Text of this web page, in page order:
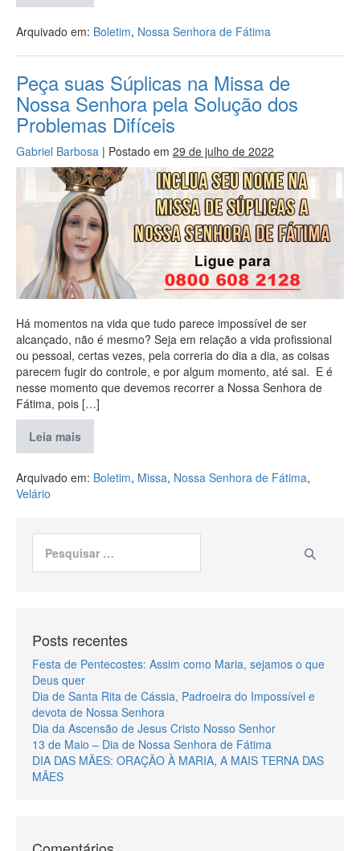
Arquivado em: Boletim, Nossa Senhora de Fátima
Peça suas Súplicas na Missa de
Nossa Senhora pela Solução dos
Problemas Difíceis
Gabriel Barbosa | Postado em 29 de julho de 2022
Há momentos na vida que tudo parece impossível de ser
alcançado, não é mesmo? Seja em relação a vida profissional
ou pessoal, certas vezes, pela correria do dia a dia, as coisas
parecem fugir do controle, e por algum momento, até sai. E é
nesse momento que devemos recorrer a Nossa Senhora de
Fátima, pois […]
Leia mais
Arquivado em: Boletim, Missa, Nossa Senhora de Fátima,
Velário
Posts recentes
Festa de Pentecostes: Assim como Maria, sejamos o que
Deus quer
Dia de Santa Rita de Cássia, Padroeira do Impossível e
devota de Nossa Senhora
Dia da Ascensão de Jesus Cristo Nosso Senhor
13 de Maio – Dia de Nossa Senhora de Fátima
DIA DAS MÃES: ORAÇÃO À MARIA, A MAIS TERNA DAS
MÃES